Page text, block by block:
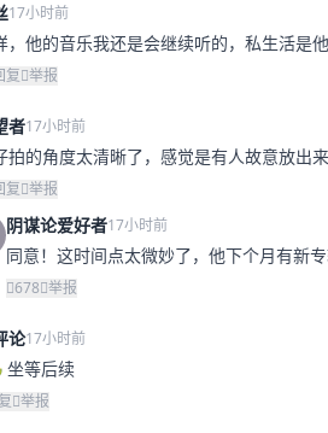
17小时前
，他的音乐我还是会继续听的，私生活是
复 举报
者17小时前
拍的角度太清晰了，感觉是有人故意放出
复 举报
阴谋论爱好者17小时前
同意！这时间点太微妙了，他下个月有新
678 举报
论17小时前
等后续
举报